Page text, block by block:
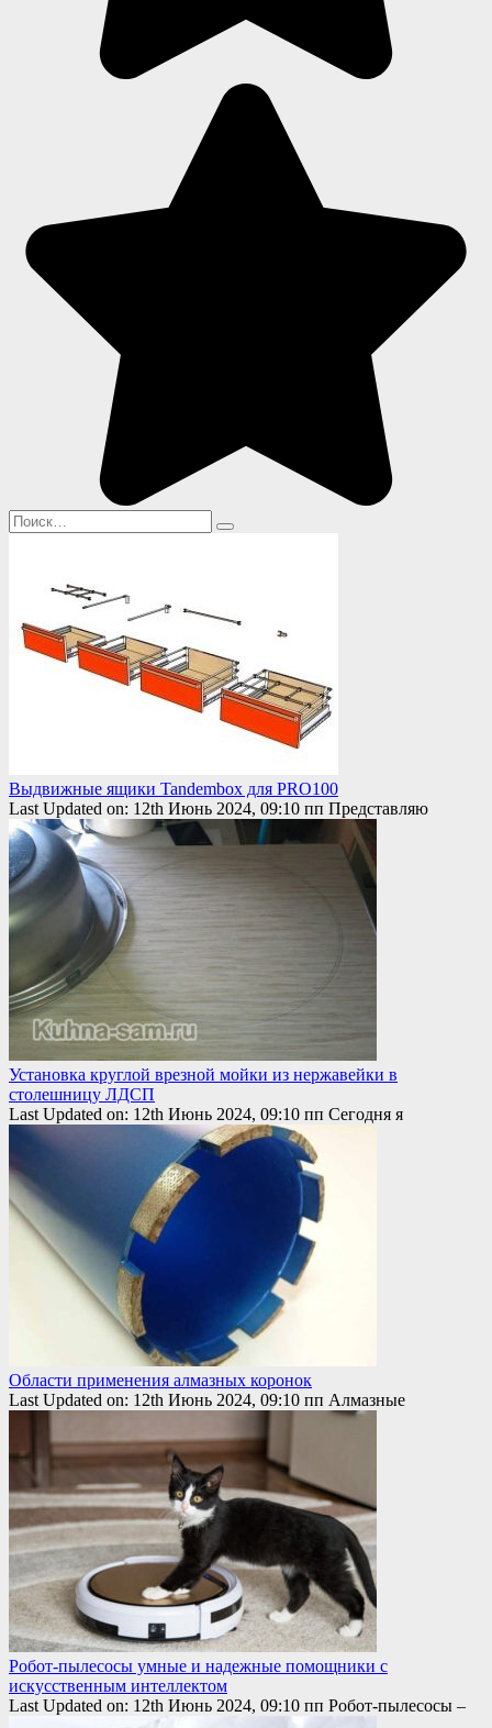
Search
for:
Выдвижные ящики Tandembox для PRO100
Last Updated on: 12th Июнь 2024, 09:10 пп Представляю
Установка круглой врезной мойки из нержавейки в
столешницу ЛДСП
Last Updated on: 12th Июнь 2024, 09:10 пп Сегодня я
Области применения алмазных коронок
Last Updated on: 12th Июнь 2024, 09:10 пп Алмазные
Робот-пылесосы умные и надежные помощники с
искусственным интеллектом
Last Updated on: 12th Июнь 2024, 09:10 пп Робот-пылесосы –